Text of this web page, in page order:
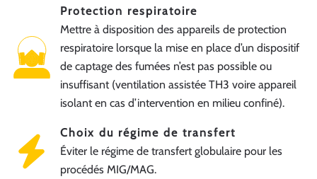
Protection respiratoire
Mettre à disposition des appareils de protection
respiratoire lorsque la mise en place d’un dispositif
de captage des fumées n’est pas possible ou
insuffisant (ventilation assistée TH3 voire appareil
isolant en cas d’intervention en milieu confiné).
Choix du régime de transfert
Éviter le régime de transfert globulaire pour les
procédés MIG/MAG.